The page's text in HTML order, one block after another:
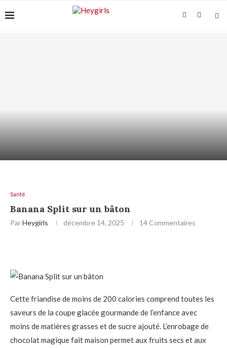
Santé
Banana Split sur un bâton
ParHeygirls décembre 14, 2025 14 Commentaires
Cette friandise de moins de 200 calories comprend toutes les
saveurs de la coupe glacée gourmande de l’enfance avec
moins de matières grasses et de sucre ajouté. L’enrobage de
chocolat magique fait maison permet aux fruits secs et aux